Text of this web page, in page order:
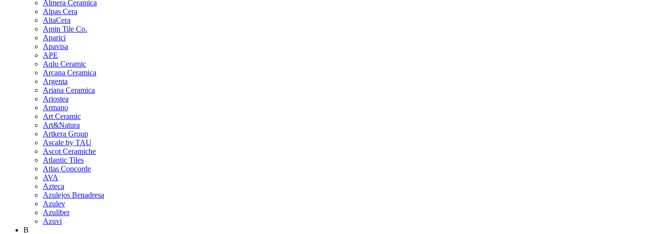
Almera Ceramica
Alpas Cera
AltaCera
Amin Tile Co.
Aparici
Apavisa
APE
Aqlu Ceramic
Arcana Ceramica
Argenta
Ariana Ceramica
Ariostea
Armano
Art Ceramic
Art&Natura
Artkera Group
Ascale by TAU
Ascot Ceramiche
Atlantic Tiles
Atlas Concorde
AVA
Azteca
Azulejos Benadresa
Azulev
Azuliber
Azuvi
B